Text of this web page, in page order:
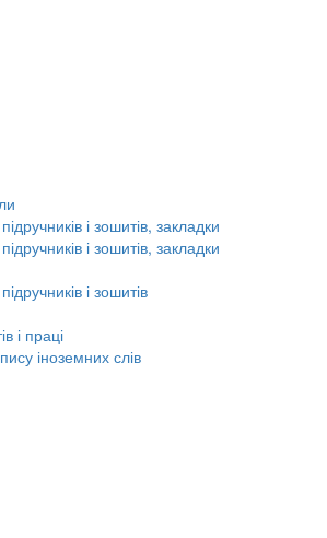
і зошитів, закладки
і зошитів, закладки
і зошитів
і праці
іноземних слів